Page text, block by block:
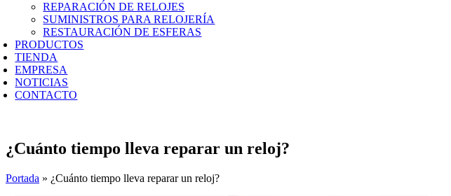
REPARACIÓN DE RELOJES
SUMINISTROS PARA RELOJERÍA
RESTAURACIÓN DE ESFERAS
PRODUCTOS
TIENDA
EMPRESA
NOTICIAS
CONTACTO
¿Cuánto tiempo lleva reparar un reloj?
Portada » ¿Cuánto tiempo lleva reparar un reloj?